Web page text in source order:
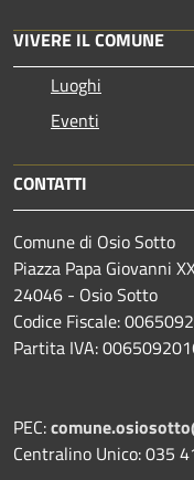
VIVERE IL COMUNE
Luoghi
Eventi
CONTATTI
Comune di Osio Sotto
Piazza Papa Giovanni
24046 - Osio Sotto
Codice Fiscale:
Partita IVA:
PEC:
Centralino Unico: 035